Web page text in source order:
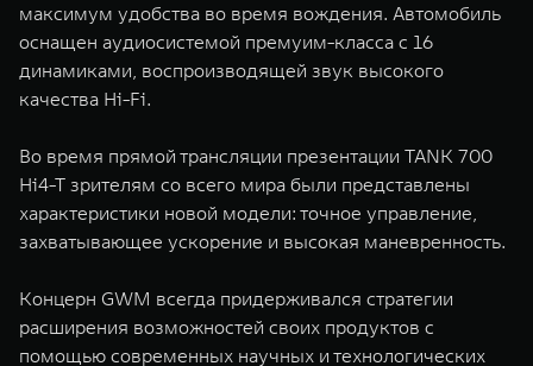
максимум удобства во время вождения. Автомобиль
оснащен аудиосистемой премуим-класса с 16
динамиками, воспроизводящей звук высокого
качества Hi-Fi.
Во время прямой трансляции презентации TANK 700
Hi4-T зрителям со всего мира были представлены
характеристики новой модели: точное управление,
захватывающее ускорение и высокая маневренность.
Концерн GWM всегда придерживался стратегии
расширения возможностей своих продуктов с
помощью современных научных и технологических